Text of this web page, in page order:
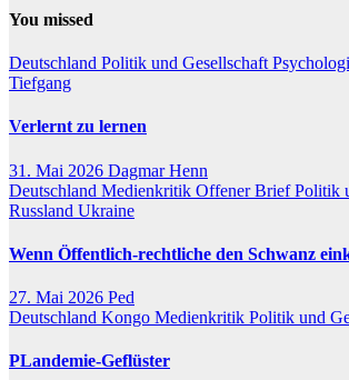
You missed
Deutschland Politik und Gesellschaft
Tiefgang
Verlernt zu lernen
31. Mai 2026 Dagmar Henn
Deutschland Medienkritik Offener BriefPolitik
Russland Ukraine
Wenn Öffentlich-rechtliche den Schwanz
27. Mai 2026 Ped
Deutschland Kongo Medienkritik Politik und
PLandemie-Geflüster